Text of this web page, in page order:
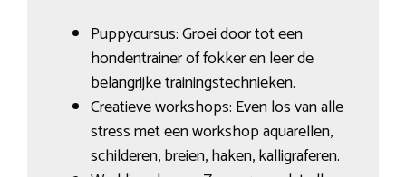
Puppycursus: Groei door tot een
hondentrainer of fokker en leer de
belangrijke trainingstechnieken.
Creatieve workshops: Even los van alle
stress met een workshop aquarellen,
schilderen, breien, haken, kalligraferen.